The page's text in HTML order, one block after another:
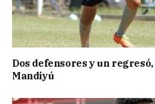
Dos defensores y un
Mandiyú